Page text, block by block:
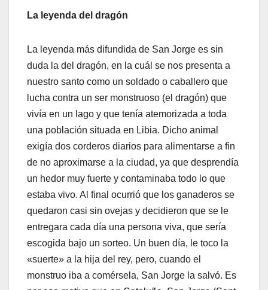
La leyenda del dragón
La leyenda más difundida de San Jorge es sin
duda la del dragón, en la cuál se nos presenta a
nuestro santo como un soldado o caballero que
lucha contra un ser monstruoso (el dragón) que
vivía en un lago y que tenía atemorizada a toda
una población situada en Libia. Dicho animal
exigía dos corderos diarios para alimentarse a fin
de no aproximarse a la ciudad, ya que desprendía
un hedor muy fuerte y contaminaba todo lo que
estaba vivo. Al final ocurrió que los ganaderos se
quedaron casi sin ovejas y decidieron que se le
entregara cada día una persona viva, que sería
escogida bajo un sorteo. Un buen día, le toco la
«suerte» a la hija del rey, pero, cuando el
monstruo iba a comérsela, San Jorge la salvó. Es